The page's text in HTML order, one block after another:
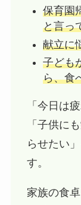
保育園
と言っ
献立に
子ども
ら、食
「今日は
「子供に
らせたい
す。
家族の食